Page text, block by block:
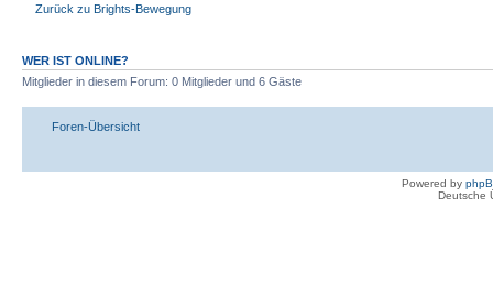
Zurück zu Brights-Bewegung
WER IST ONLINE?
Mitglieder in diesem Forum: 0 Mitglieder und 6 Gäste
Foren-Übersicht
Powered by
Deutsche